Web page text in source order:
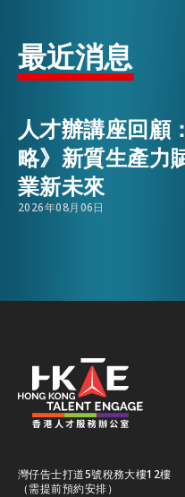
聯絡我們
EN
本屆博覽會重點突顯
，參展企業通過現場
務和建議，吸引人才
最近消息
人才辦講座回顧
略》新質生產力
業新未來
2026年08月06日
灣仔告士打道5號稅務大樓12樓
（需提前預約安排）